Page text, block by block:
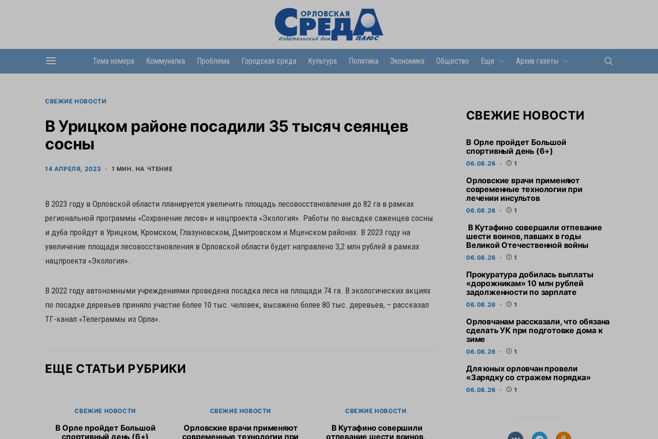
Тема номера Коммуналка Проблема Городская среда Культура Политика Экономика Общество Еще Архив газеты
СВЕЖИЕ НОВОСТИ
В Урицком районе посадили 35 тысяч сеянцев
сосны
14 АПРЕЛЯ, 2023 1 МИН. НА ЧТЕНИЕ
В 2023 году в Орловской области планируется увеличить площадь лесовосстановления до 82 га в рамках
региональной программы «Сохранение лесов» и нацпроекта «Экология». Работы по высадке саженцев сосны
и дуба пройдут в Урицком, Кромском, Глазуновском, Дмитровском и Мценском районах. В 2023 году на
увеличение площади лесовосстановления в Орловской области будет направлено 3,2 млн рублей в рамках
нацпроекта «Экология».
В 2022 году автономными учреждениями проведена посадка леса на площади 74 га. В экологических акциях
по посадке деревьев приняло участие более 10 тыс. человек, высажено более 80 тыс. деревьев, – рассказал
ТГ-канал «Телеграммы из Орла».
ЕЩЕ СТАТЬИ РУБРИКИ
СВЕЖИЕ НОВОСТИ
В Орле пройдет Большой
спортивный день (6+)
СВЕЖИЕ НОВОСТИ
Орловские врачи применяют
современные технологии при
СВЕЖИЕ НОВОСТИ
В Кутафино совершили
отпевание шести воинов,
выплаты «дорожникам» 10
СВЕЖИЕ НОВОСТИ
В Орле пройдет Большой
спортивный день (6+)
06.08.26 1
Орловские врачи применяют
современные технологии при
лечении инсультов
06.08.26 1
В Кутафино совершили отпевание
шести воинов, павших в годы
Великой Отечественной войны
06.08.26 1
Прокуратура добилась выплаты
«дорожникам» 10 млн рублей
задолженности по зарплате
06.08.26 1
Орловчанам рассказали, что обязана
сделать УК при подготовке дома к
зиме
06.08.26 1
Для юных орловчан провели
«Зарядку со стражем порядка»
06.08.26 1